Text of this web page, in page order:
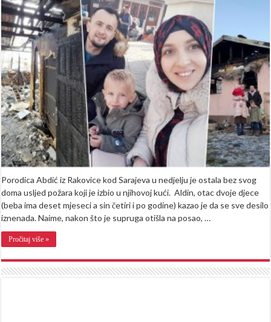
Dženana
sa
dvoje
maloljetne
djece
nakon
požara
ostali
bez
doma,
odmah
reagovali
iz
Pomozi.ba
(FOTO)
Porodica Abdić iz Rakovice kod Sarajeva u nedjelju je ostala bez svog
doma usljed požara koji je izbio u njihovoj kući. Aldin, otac dvoje djece
(beba ima deset mjeseci a sin četiri i po godine) kazao je da se sve desilo
iznenada. Naime, nakon što je supruga otišla na posao, …
Pročitaj više »